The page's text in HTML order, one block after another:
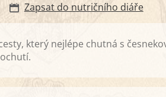
Zapsat do nutričního diáře
který nejlépe chutná s